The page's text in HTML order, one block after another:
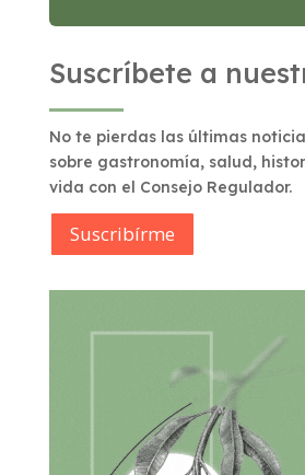
Suscríbete a
No te pierdas las últimas
sobre gastronomía, salud,
vida con el Consejo Regulador.
Suscribírme